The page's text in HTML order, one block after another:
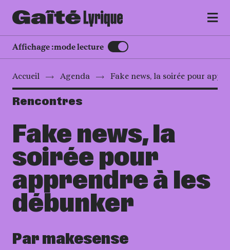
MENU
Affichage :mode lecture
Accueil Agenda Fake news, la soirée pour
Fake news, la
soirée pour
apprendre à les
débunker
Par makesense
Rencontres